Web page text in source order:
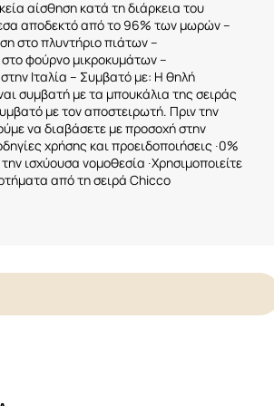
αίσθηση κατά τη διάρκεια του
αποδεκτό από το 96% των μωρών –
στο πλυντήριο πιάτων –
στο φούρνο μικροκυμάτων –
Ιταλία – Συμβατό με: Η θηλή
συμβατή με τα μπουκάλια της σειράς
με τον αποστειρωτή. Πριν την
να διαβάσετε με προσοχή στην
χρήσης και προειδοποιήσεις ∙0%
ισχύουσα νομοθεσία ∙Χρησιμοποιείτε
από τη σειρά Chicco